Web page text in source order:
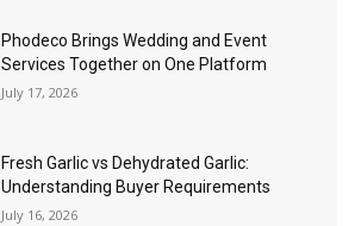
Phodeco Brings Wedding and Event
Services Together on One Platform
July 17, 2026
Fresh Garlic vs Dehydrated Garlic:
Understanding Buyer Requirements
July 16, 2026